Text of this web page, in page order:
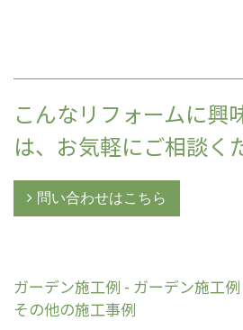
こんなリフォームに興
は、お気軽にご相談く
問い合わせはこちら
ガーデン施工例 - ガーデン施工
その他の施工事例